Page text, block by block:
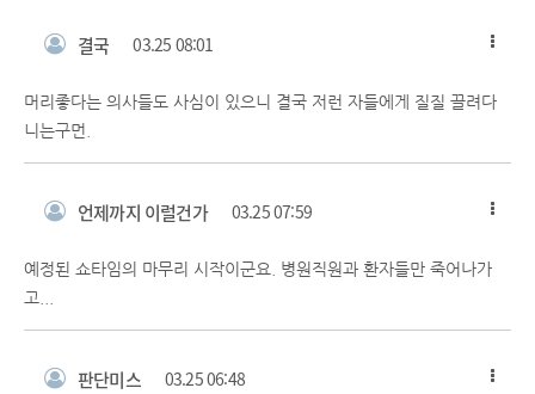
결국 03.25 08:01
머리좋다는 의사들도 사심이 있으니 결국 저런 자들에게 질질 끌려다
니는구먼.
언제까지 이럴건가 03.25 07:59
예정된 쇼타임의 마무리 시작이군요. 병원직원과 환자들만 죽어나가
고...
판단미스 03.25 06:48